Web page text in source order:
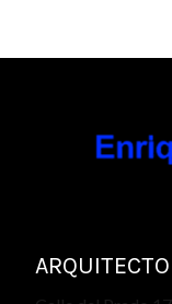
ARQUITECTO